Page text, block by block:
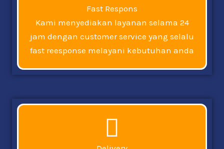
Fast Respons
Kami menyediakan layanan selama 24
jam dengan customer service yang selalu
fast reesponse melayani kebutuhan anda